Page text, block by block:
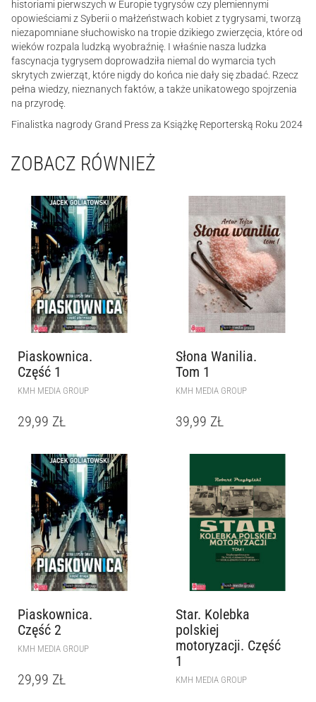
historiami pierwszych w Europie tygrysów czy plemiennymi
opowieściami z Syberii o małżeństwach kobiet z tygrysami, tworzą
niezapomniane słuchowisko na tropie dzikiego zwierzęcia, które od
wieków rozpala ludzką wyobraźnię. I właśnie nasza ludzka
fascynacja tygrysem doprowadziła niemal do wymarcia tych
skrytych zwierząt, które nigdy do końca nie dały się zbadać. Rzecz
pełna wiedzy, nieznanych faktów, a także unikatowego spojrzenia
na przyrodę.
Finalistka nagrody Grand Press za Książkę Reporterską Roku 2024
ZOBACZ RÓWNIEŻ
Piaskownica.
Część 1
KMH MEDIA GROUP
29,99 ZŁ
Słona Wanilia.
Tom 1
KMH MEDIA GROUP
39,99 ZŁ
Piaskownica.
Część 2
KMH MEDIA GROUP
29,99 ZŁ
Star. Kolebka
polskiej
motoryzacji. Część
1
KMH MEDIA GROUP